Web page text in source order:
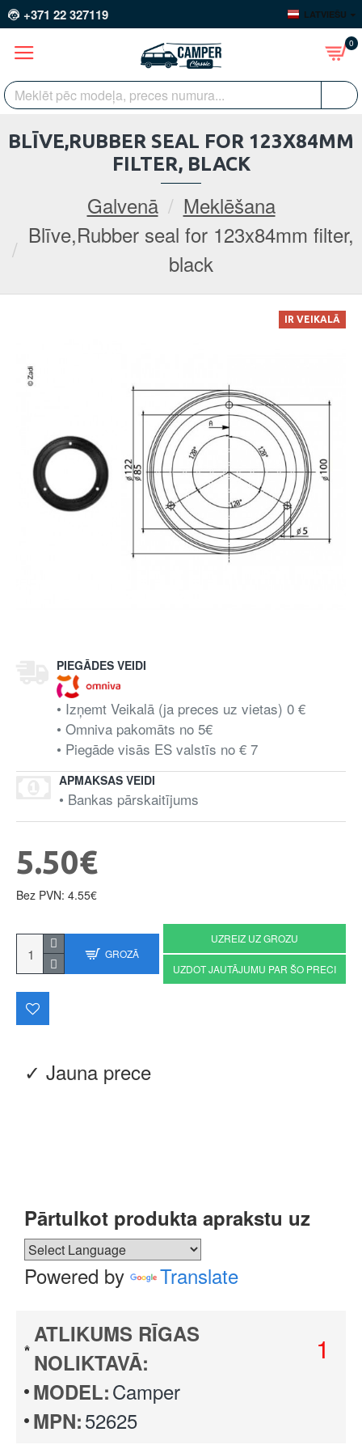
+371 22 327119 LATVIEŠU
0
Galvenā
Meklēšana
Blīve,Rubber seal for 123x84mm filter,
black
BLĪVE,RUBBER SEAL FOR 123X84MM
FILTER, BLACK
IR VEIKALĀ
PIEGĀDES VEIDI
• Izņemt Veikalā (ja preces uz vietas) 0 €
• Omniva pakomāts no 5€
• Piegāde visās ES valstīs no € 7
APMAKSAS VEIDI
• Bankas pārskaitījums
✓ Jauna prece
Pārtulkot produkta aprakstu uz
Powered by Translate
ATLIKUMS RĪGAS
NOLIKTAVĀ:
1
MODEL:Camper
MPN:52625
5.50€
Bez PVN: 4.55€
GROZĀ
UZREIZ UZ GROZU
UZDOT JAUTĀJUMU PAR ŠO PRECI